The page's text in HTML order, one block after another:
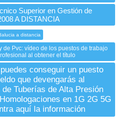
Superior en Gestión de
A DISTANCIA
a distancia
de Pvc: vídeo de los puestos de trabajo
al obtener el título
conseguir un puesto
que devengarás al
Tuberías de Alta Presión
en 1G 2G 5G
aquí la información